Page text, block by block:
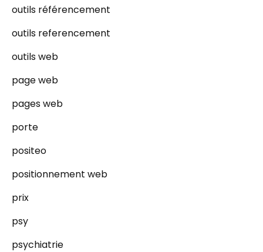
outils référencement
outils referencement
outils web
page web
pages web
porte
positeo
positionnement web
prix
psy
psychiatrie